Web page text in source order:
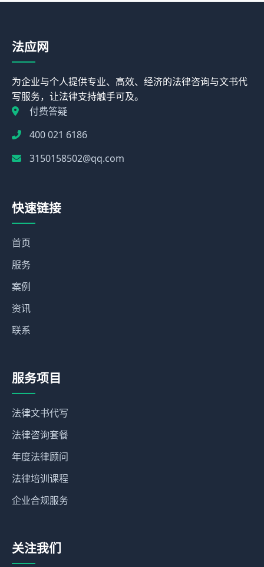
法应网
为企业与个人提供专业、高效、经济的法律咨询与文书代
写服务，让法律支持触手可及。
付费答疑
400 021 6186
3150158502@qq.com
快速链接
首页
服务
案例
资讯
联系
服务项目
法律文书代写
法律咨询套餐
年度法律顾问
法律培训课程
企业合规服务
关注我们